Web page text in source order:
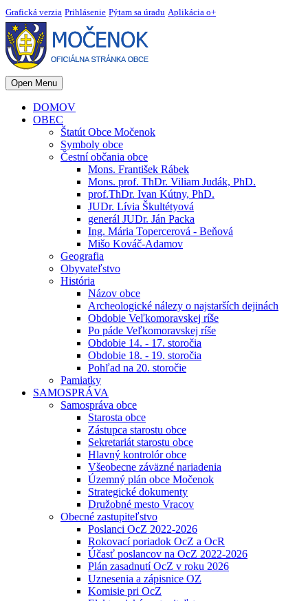
Grafická verzia Prihlásenie Pýtam sa úradu Aplikácia o+
Open Menu
DOMOV
OBEC
Štatút Obce Močenok
Symboly obce
Čestní občania obce
Mons. František Rábek
Mons. prof. ThDr. Viliam Judák, PhD.
prof.ThDr. Ivan Kútny, PhD.
JUDr. Lívia Škultétyová
generál JUDr. Ján Packa
Ing. Mária Topercerová - Beňová
Mišo Kováč-Adamov
Geografia
Obyvateľstvo
História
Názov obce
Archeologické nálezy o najstarších dejinách
Obdobie Veľkomoravskej ríše
Po páde Veľkomoravskej ríše
Obdobie 14. - 17. storočia
Obdobie 18. - 19. storočia
Pohľad na 20. storočie
Pamiatky
SAMOSPRÁVA
Samospráva obce
Starosta obce
Zástupca starostu obce
Sekretariát starostu obce
Hlavný kontrolór obce
Všeobecne záväzné nariadenia
Územný plán obce Močenok
Strategické dokumenty
Družobné mesto Vracov
Obecné zastupiteľstvo
Poslanci OcZ 2022-2026
Rokovací poriadok OcZ a OcR
Účasť poslancov na OcZ 2022-2026
Plán zasadnutí OcZ v roku 2026
Uznesenia a zápisnice OZ
Komisie pri OcZ